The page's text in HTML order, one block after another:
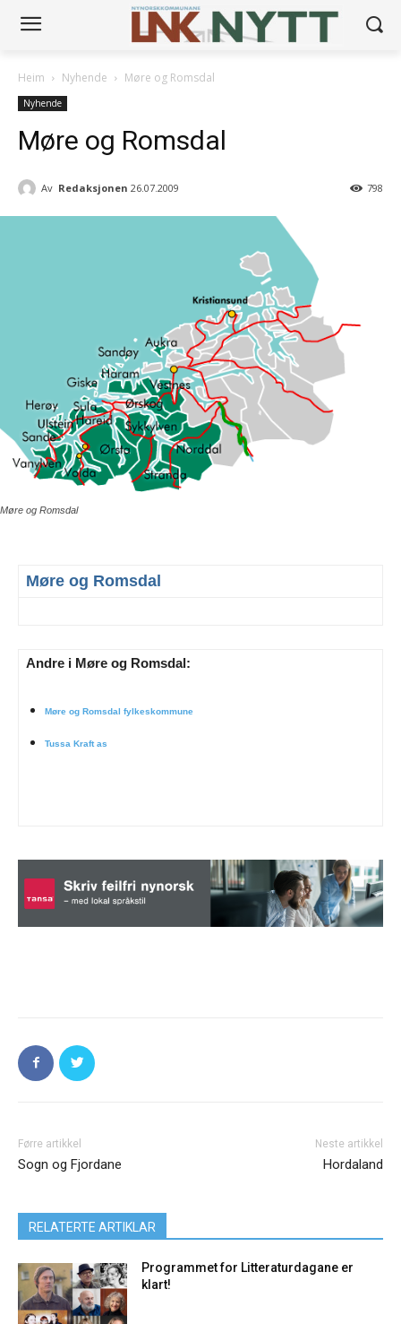
Heim Nyhende Møre og Romsdal
Nyhende
Møre og Romsdal
Av Redaksjonen 26.07.2009 798
Møre og Romsdal
Møre og Romsdal
Andre i Møre og Romsdal:
Møre og Romsdal fylkeskommune
Tussa Kraft as
Førre artikkel
Sogn og Fjordane
Neste artikkel
Hordaland
RELATERTE ARTIKLAR
Programmet for Litteraturdagane er
klart!